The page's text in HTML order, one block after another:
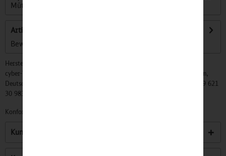
Mützen Design und mit...
Artikel bewerten
Bewertungen lesen, schreiben und diskutieren...
Hersteller:
cyber-Wear Heidelberg GmbH, Elsa-Brändström-Str. 4, 68229 Mannheim,
Deutschland, Info@mycybergroup.com, https://mycybergroup.com, +49 621
30 983 0
Konformitätserklärungen zu unseren Produkten finden Sie
Kunden kauften auch